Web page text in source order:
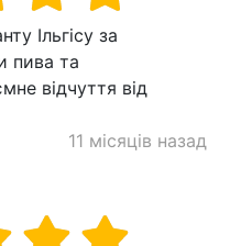
Ільгісу за
пива та
відчуття від
11 місяців назад